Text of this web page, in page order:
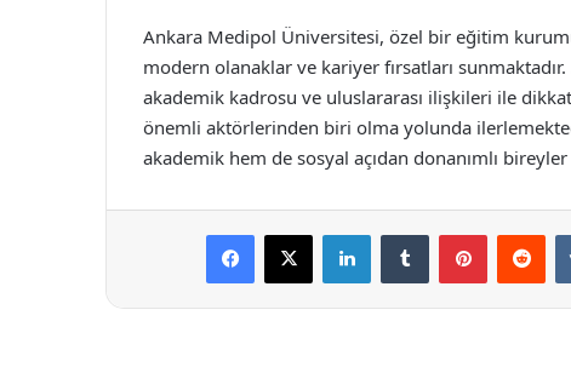
Ankara Medipol Üniversitesi, özel bir eğitim
modern olanaklar ve kariyer fırsatları
akademik kadrosu ve uluslararası ilişkileri ile
önemli aktörlerinden biri olma yolunda
akademik hem de sosyal açıdan donanımlı
Facebook
X LinkedInTumblr Pinterest